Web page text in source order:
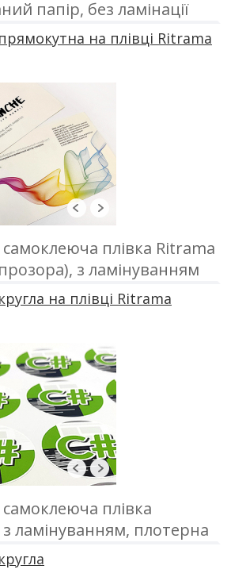
папір, без ламінації
на плівці Ritrama
плівка Ritrama
з ламінуванням
на плівці Ritrama
плівка
ламінуванням, плотерна
в А3 форматі